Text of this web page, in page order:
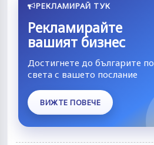
РЕКЛАМИРАЙ ТУК
Рекламирайте
вашият бизнес
Достигнете до българите по
света с вашето послание
ВИЖТЕ ПОВЕЧЕ